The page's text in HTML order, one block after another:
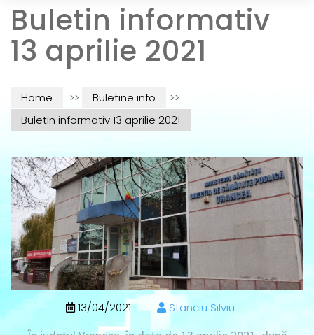
Buletin informativ
13 aprilie 2021
Home >> Buletine info
>>
Buletin informativ 13 aprilie 2021
13/04/2021 Stanciu Silviu